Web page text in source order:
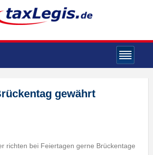
gewährt
richten bei Feiertagen gerne Brückentage